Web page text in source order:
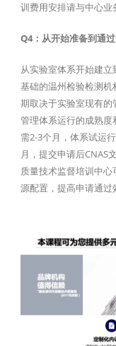
训费用安排请与中心业
Q4：从开始准备到通
从实验室体系开始建
基础的温州检验检测
期取决于实验室现有
管理体系运行的成熟
需2-3个月，体系试运
月，提交申请后CNAS
质量技术监督培训中
源配置，提高申请通过